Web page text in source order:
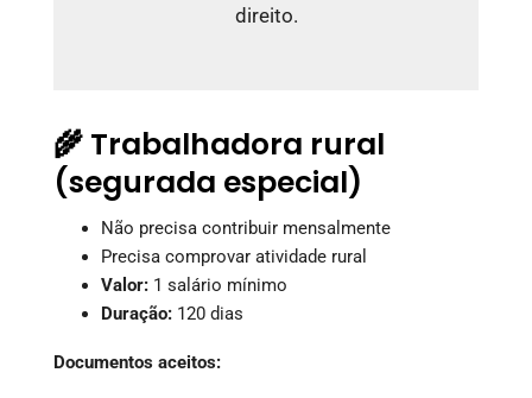
direito.
🌾 Trabalhadora rural
(segurada especial)
Não precisa contribuir mensalmente
Precisa comprovar atividade rural
Valor: 1 salário mínimo
Duração: 120 dias
Documentos aceitos: